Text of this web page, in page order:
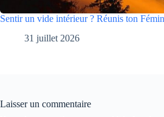
Sentir un vide intérieur ? Réunis ton
31 juillet 2026
Laisser un commentaire